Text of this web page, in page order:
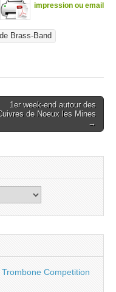
impression ou email
Brass-Band
1er week-end autour des
de Noeux les Mines
→
Competition